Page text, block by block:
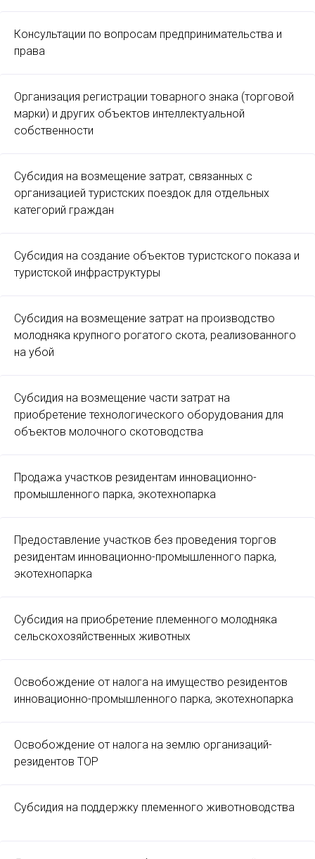
Консультации по вопросам предпринимательства и
права
Организация регистрации товарного знака (торговой
марки) и других объектов интеллектуальной
собственности
Субсидия на возмещение затрат, связанных с
организацией туристских поездок для отдельных
категорий граждан
Субсидия на создание объектов туристского показа и
туристской инфраструктуры
Субсидия на возмещение затрат на производство
молодняка крупного рогатого скота, реализованного
на убой
Субсидия на возмещение части затрат на
приобретение технологического оборудования для
объектов молочного скотоводства
Продажа участков резидентам инновационно-
промышленного парка, экотехнопарка
Предоставление участков без проведения торгов
резидентам инновационно-промышленного парка,
экотехнопарка
Субсидия на приобретение племенного молодняка
сельскохозяйственных животных
Освобождение от налога на имущество резидентов
инновационно-промышленного парка, экотехнопарка
Освобождение от налога на землю организаций-
резидентов ТОР
Субсидия на поддержку племенного животноводства